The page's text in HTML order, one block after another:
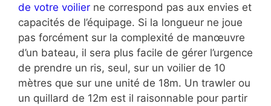
de votre voilier ne correspond pas aux envies et
capacités de l’équipage. Si la longueur ne joue
pas forcément sur la complexité de manœuvre
d’un bateau, il sera plus facile de gérer l’urgence
de prendre un ris, seul, sur un voilier de 10
mètres que sur une unité de 18m. Un trawler ou
un quillard de 12m est il raisonnable pour partir